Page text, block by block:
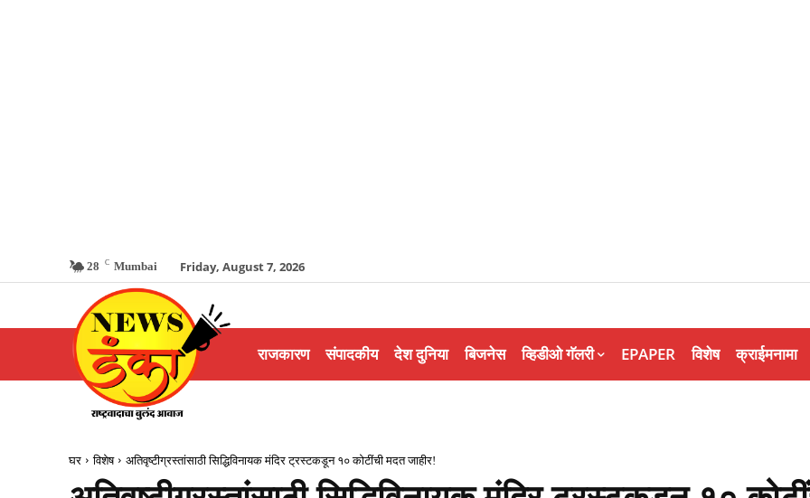
28 C Mumbai Friday, August 7, 2026
राजकारण संपादकीय देश दुनिया बिजनेस व्हिडीओ गॅलरी EPAPER विशेष क्राईमनामा
घर विशेष अतिवृष्टीग्रस्तांसाठी सिद्धिविनायक मंदिर ट्रस्टकडून १० कोटींची मदत जाहीर!